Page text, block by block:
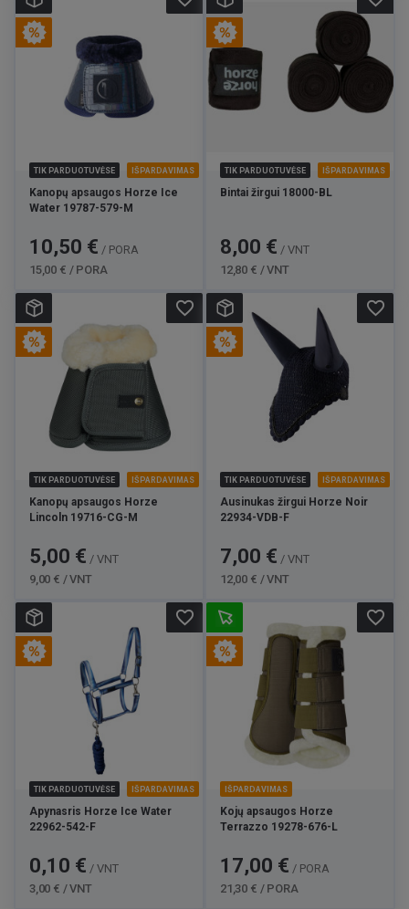
TIK PARDUOTUVĖSE IŠPARDAVIMAS
Kanopų apsaugos Horze Ice
Water 19787-579-M
Kaina
10,50 € / PORA
15,00 € / PORA
TIK PARDUOTUVĖSE IŠPARDAVIMAS
Bintai žirgui 18000-BL
Kaina
8,00 € / VNT
12,80 € / VNT
TIK PARDUOTUVĖSE IŠPARDAVIMAS
Kanopų apsaugos Horze
Lincoln 19716-CG-M
Kaina
5,00 € / VNT
9,00 € / VNT
favorite_border
TIK PARDUOTUVĖSE IŠPARDAVIMAS
Ausinukas žirgui Horze Noir
22934-VDB-F
Kaina
7,00 € / VNT
12,00 € / VNT
favorite_border
TIK PARDUOTUVĖSE IŠPARDAVIMAS
Apynasris Horze Ice Water
22962-542-F
Kaina
0,10 € / VNT
3,00 € / VNT
favorite_border
IŠPARDAVIMAS
Kojų apsaugos Horze
Terrazzo 19278-676-L
Kaina
17,00 € / PORA
21,30 € / PORA
favorite_border